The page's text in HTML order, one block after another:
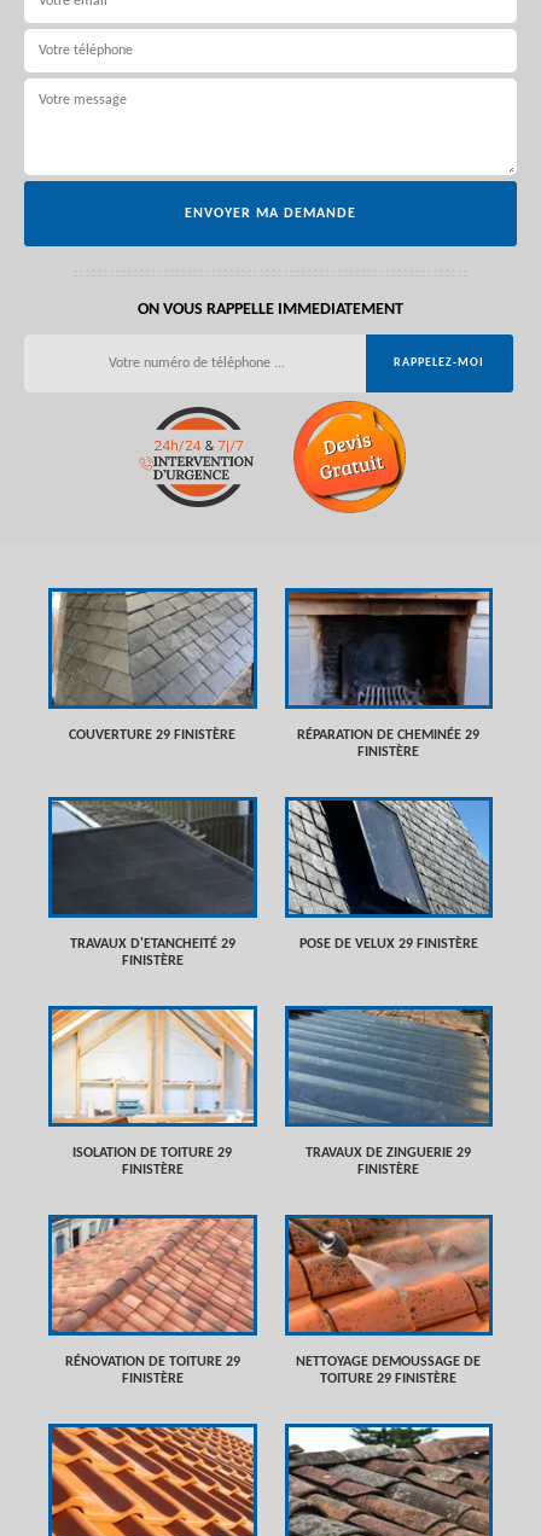
ON VOUS RAPPELLE IMMEDIATEMENT
COUVERTURE 29 FINISTÈRE
RÉPARATION DE CHEMINÉE 29
FINISTÈRE
TRAVAUX D'ETANCHEITÉ 29
FINISTÈRE
POSE DE VELUX 29 FINISTÈRE
ISOLATION DE TOITURE 29
FINISTÈRE
TRAVAUX DE ZINGUERIE 29
FINISTÈRE
RÉNOVATION DE TOITURE 29
FINISTÈRE
NETTOYAGE DEMOUSSAGE DE
TOITURE 29 FINISTÈRE